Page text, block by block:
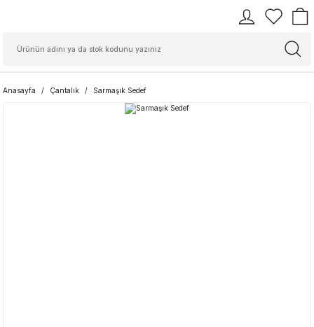
Anasayfa Çantalık Sarmaşık Sedef